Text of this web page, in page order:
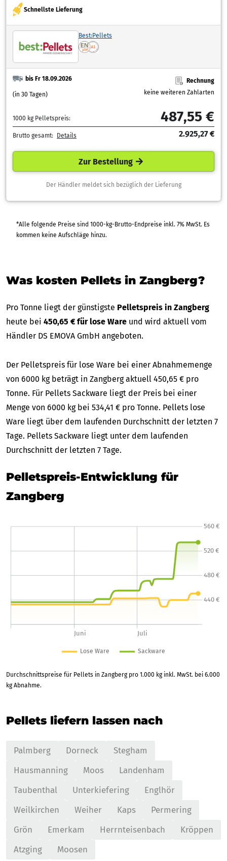
Schnellste Lieferung
Best:Pellets
bis Fr 18.09.2026
(in 30 Tagen)
Rechnung
keine weiteren Zahlarten
1000 kg Pelletspreis: 487,55 €
Brutto gesamt: Details 2.925,27 €
Zur Bestellung
Der Händler meldet sich bezüglich der Lieferung
*Alle folgende Preise sind 1000-kg-Brutto-Endpreise inkl. 7% MwSt. Es
kommen keine Aufschläge hinzu.
Was kosten Pellets in Zangberg?
Pro Tonne liegt der günstigste Pelletspreis in Zangberg
heute bei 450,65 € für lose Ware und wird aktuell vom
Händler DS EMOVA GmbH angeboten.
Der Pelletspreis für lose Ware bei einer Abnahmemenge
von 6000 kg beträgt in Zangberg aktuell 450,65 € pro
Tonne. Für Pellets Sackware liegt der Preis bei einer
Menge von 6000 kg bei 534,41 € pro Tonne. Pellets lose
Ware liegt über dem laufenden Durchschnitt der letzten 7
Tage. Pellets Sackware liegt unter dem laufenden
Durchschnitt der letzten 7 Tage.
Pelletspreis-Entwicklung für
Zangberg
Durchschnittspreise für Pellets in Zangberg pro 1.000 kg inkl. MwSt. bei 6.000
kg Abnahme.
Pellets liefern lassen nach
Palmberg Dorneck
Stegham
Hausmanning
Moos
Landenham
Taubenthal
Unterkiefering
Englhör
Weilkirchen
Weiher Kaps
Permering
Grön
Emerkam Herrnteisenbach
Kröppen
Atzging
Moosen